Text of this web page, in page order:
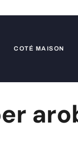
COTÉ MAISON